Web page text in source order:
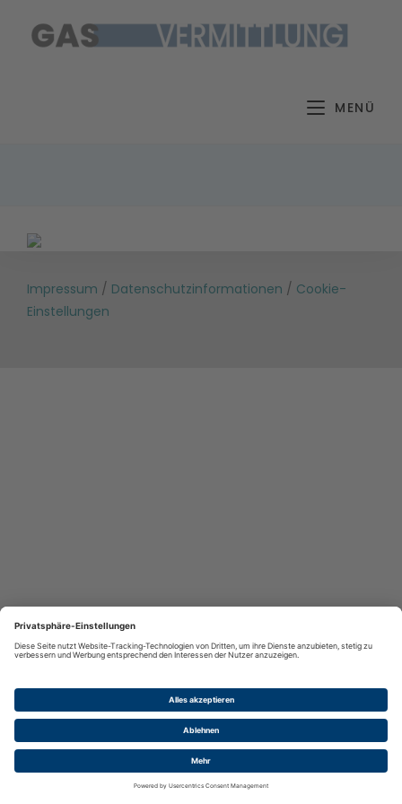
Inhalt
MENÜ
Impressum / Datenschutzinformationen / Cookie-
Einstellungen